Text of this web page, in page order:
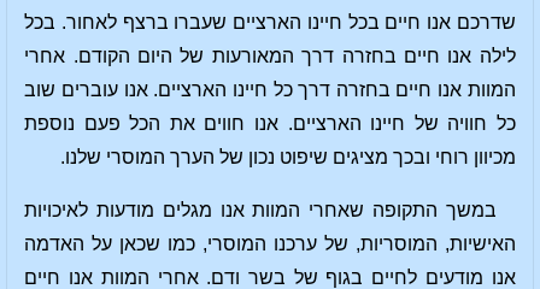
שדרכם אנו חיים בכל חיינו הארציים שעברו ברצף לאחור. בכל
לילה אנו חיים בחזרה דרך המאורעות של היום הקודם. אחרי
המוות אנו חיים בחזרה דרך כל חיינו הארציים. אנו עוברים שוב
כל חוויה של חיינו הארציים. אנו חווים את הכל פעם נוספת
מכיוון רוחי ובכך מציגים שיפוט נכון של הערך המוסרי שלנו.
במשך התקופה שאחרי המוות אנו מגלים מודעות לאיכויות
האישיות, המוסריות, של ערכנו המוסרי, כמו שכאן על האדמה
אנו מודעים לחיים בגוף של בשר ודם. אחרי המוות אנו חיים